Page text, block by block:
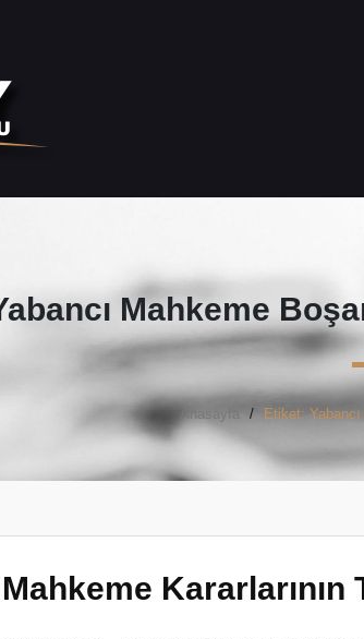
Mahkeme
Anasayfa Etiket:
Kararlarının